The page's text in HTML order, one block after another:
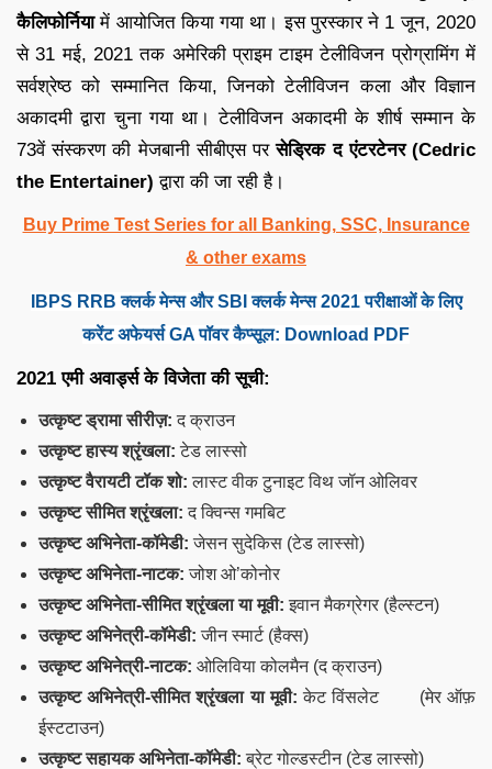
कैलिफोर्नियामें आयोजित किया गया था। इस पुरस्कार ने 1 जून, 2020
से 31 मई, 2021 तक अमेरिकी प्राइम टाइम टेलीविजन प्रोग्रामिंग में
सर्वश्रेष्ठ को सम्मानित किया, जिनको टेलीविजन कला और विज्ञान
अकादमी द्वारा चुना गया था। टेलीविजन अकादमी के शीर्ष सम्मान के
73वें संस्करण की मेजबानी सीबीएस परसेड्रिक द एंटरटेनर (Cedric
the Entertainer) द्वारा की जा रही है।
Buy Prime Test Series for all Banking, SSC, Insurance
& other exams
IBPS RRB क्लर्क मेन्स और SBI क्लर्क मेन्स 2021 परीक्षाओं के लिए
करेंट अफेयर्स GA पॉवर कैप्सूल: Download PDF
2021 एमी अवार्ड्स के विजेता की सूची:
उत्कृष्ट ड्रामा सीरीज़: द क्राउन
उत्कृष्ट हास्य श्रृंखला: टेड लास्सो
उत्कृष्ट वैरायटी टॉक शो: लास्ट वीक टुनाइट विथ जॉन ओलिवर
उत्कृष्ट सीमित श्रृंखला: द क्विन्स गमबिट
उत्कृष्ट अभिनेता-कॉमेडी: जेसन सुदेकिस (टेड लास्सो)
उत्कृष्ट अभिनेता-नाटक: जोश ओ’कोनोर
उत्कृष्ट अभिनेता-सीमित श्रृंखला या मूवी: इवान मैकग्रेगर (हैल्स्टन)
उत्कृष्ट अभिनेत्री-कॉमेडी: जीन स्मार्ट (हैक्स)
उत्कृष्ट अभिनेत्री-नाटक: ओलिविया कोलमैन (द क्राउन)
उत्कृष्ट अभिनेत्री-सीमित श्रृंखला या मूवी:केट विंसलेट (मेर ऑफ़
ईस्टटाउन)
उत्कृष्ट सहायक अभिनेता-कॉमेडी: ब्रेट गोल्डस्टीन (टेड लास्सो)